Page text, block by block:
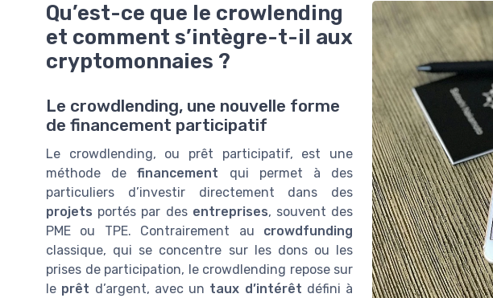
Qu’est-ce que le crowlending
et comment s’intègre-t-il aux
cryptomonnaies ?
Le crowdlending, une nouvelle forme
de financement participatif
Le crowdlending, ou prêt participatif, est une
méthode definancement qui permet à des
particuliers d’investir directement dans des
projets portés par des entreprises, souvent des
PME ou TPE. Contrairement au crowdfunding
classique, qui se concentre sur les dons ou les
prises de participation, le crowdlending repose sur
le prêt d’argent, avec un taux d’intérêt défini à